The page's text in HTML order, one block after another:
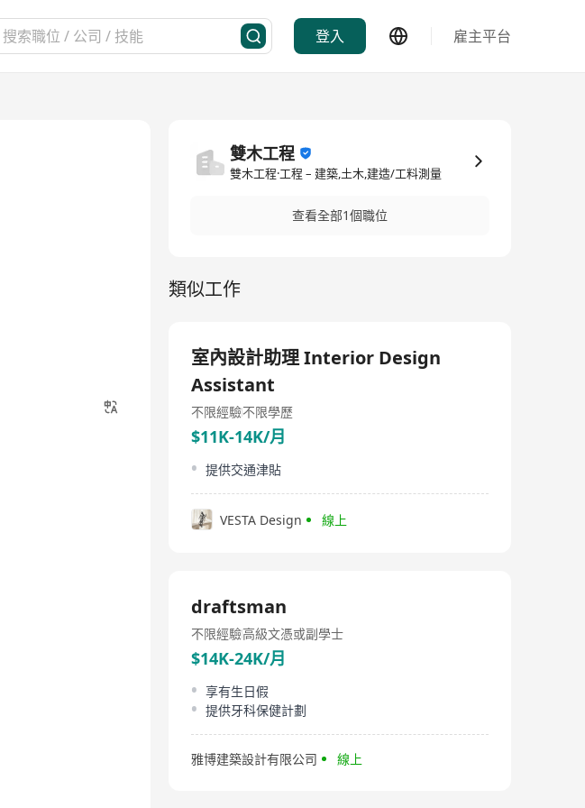
登入 雇主平台
雙木工程
雙木工程·工程 – 建築,土木,建造/工料測量
查看全部1個職位
類似工作
室內設計助理 Interior Design
Assistant
不限經驗不限學歷
$11K-14K/月
提供交通津貼
VESTA Design 線上
draftsman
不限經驗高級文憑或副學士
$14K-24K/月
享有生日假
提供牙科保健計劃
雅博建築設計有限公司 線上